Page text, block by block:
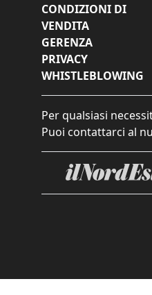
CONDIZIONI DI
VENDITA
GERENZA
PRIVACY
WHISTLEBLOWING
Per qualsiasi
Puoi contattarci al